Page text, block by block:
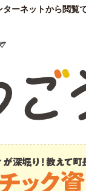
ーネットから閲覧